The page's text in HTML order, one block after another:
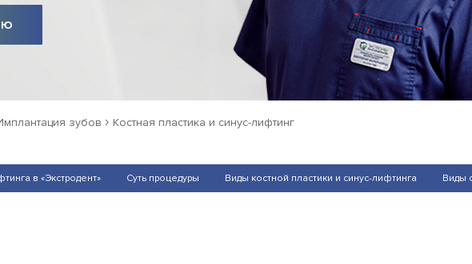
зубов › Костная пластика и синус-лифтинг
в «Экстродент» Суть процедуры Виды костной пластики и синус-лифтинга Виды